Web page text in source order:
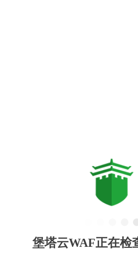
堡塔云WAF正在检